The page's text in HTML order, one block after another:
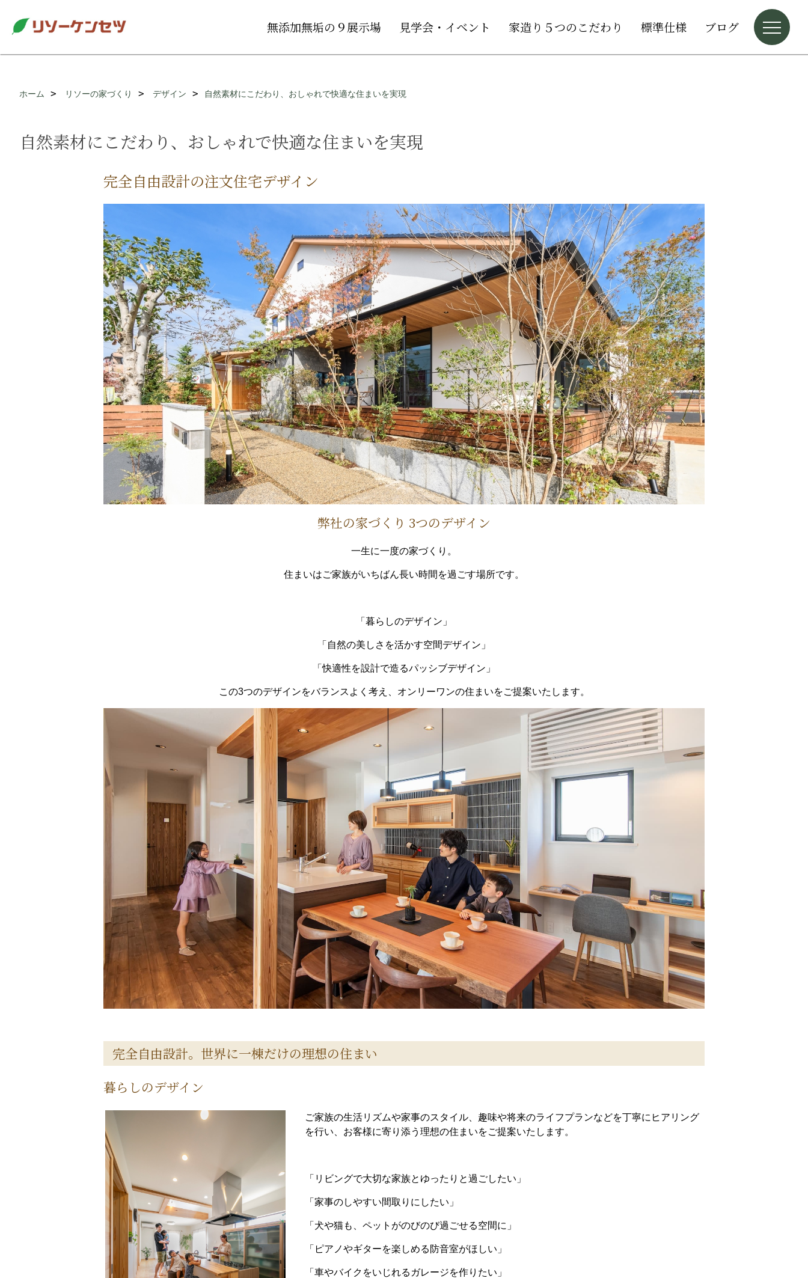
無添加無垢の９展示場 見学会・イベント 家造り５つのこだわり 標準仕様 ブログ
ホーム リソーの家づくり デザイン 自然素材にこだわり、おしゃれで快適な住まいを実現
自然素材にこだわり、おしゃれで快適な住まいを実現
完全自由設計の注文住宅デザイン
弊社の家づくり 3つのデザイン
一生に一度の家づくり。
住まいはご家族がいちばん長い時間を過ごす場所です。
「暮らしのデザイン」
「自然の美しさを活かす空間デザイン」
「快適性を設計で造るパッシブデザイン」
この3つのデザインをバランスよく考え、オンリーワンの住まいをご提案いたします。
完全自由設計。世界に一棟だけの理想の住まい
暮らしのデザイン
ご家族の生活リズムや家事のスタイル、趣味や将来のライフプランなどを丁寧にヒアリング
を行い、お客様に寄り添う理想の住まいをご提案いたします。
「リビングで大切な家族とゆったりと過ごしたい」
「家事のしやすい間取りにしたい」
「犬や猫も、ペットがのびのび過ごせる空間に」
「ピアノやギターを楽しめる防音室がほしい」
「車やバイクをいじれるガレージを作りたい」